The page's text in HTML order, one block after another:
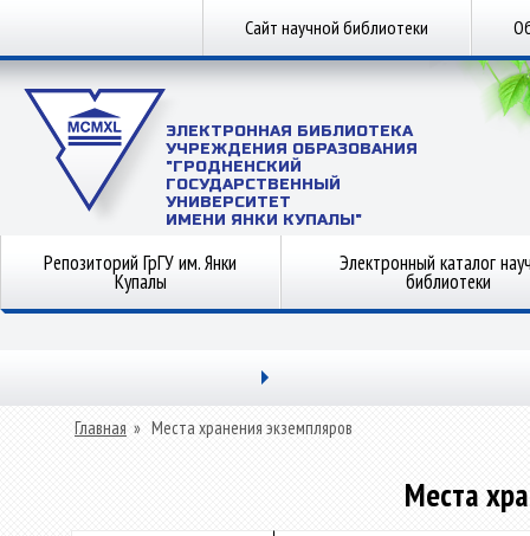
Сайт научной библиотеки
ЭЛЕКТРОННАЯ БИБЛИОТЕКА
УЧРЕЖДЕНИЯ ОБРАЗОВАНИЯ
"ГРОДНЕНСКИЙ
ГОСУДАРСТВЕННЫЙ
УНИВЕРСИТЕТ
ИМЕНИ ЯНКИ КУПАЛЫ"
Репозиторий ГрГУ им. Янки
Купалы
Электронный каталог
библиотеки
Главная » Места хранения экземпляров
Места